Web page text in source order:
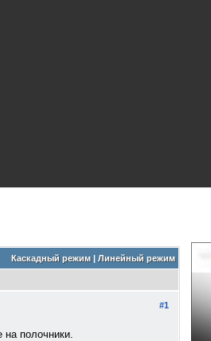
Каскадный режим| Линейный режим
#1
на полочники.